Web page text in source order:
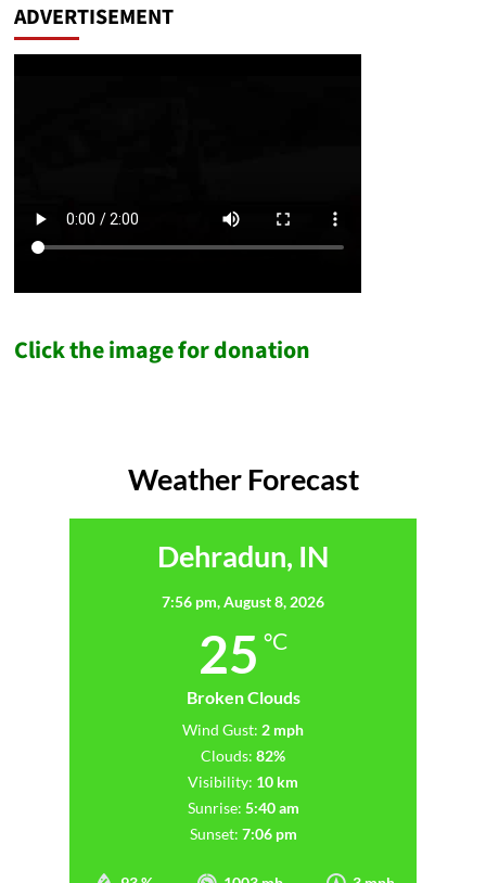
ADVERTISEMENT
Click the image for donation
Weather Forecast
Dehradun, IN
7:56 pm,August 8, 2026
25 °C
Broken Clouds
Wind Gust: 2 mph
Clouds: 82%
Visibility: 10 km
Sunrise: 5:40 am
Sunset: 7:06 pm